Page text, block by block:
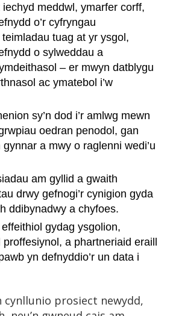
meddwl, ymarfer corff,
o’r cyfryngau
tuag at yr ysgol,
o sylweddau a
– er mwyn datblygu
ac ymatebol i’w
sy’n dod i’r amlwg mewn
oedran penodol, gan
a mwy o raglenni wedi’u
am gyllid a gwaith
drwy gefnogi’r cynigion gyda
ddibynadwy a chyfoes.
effeithiol gydag ysgolion,
a phartneriaid eraill
yn defnyddio’r un data i
cynllunio prosiect newydd,